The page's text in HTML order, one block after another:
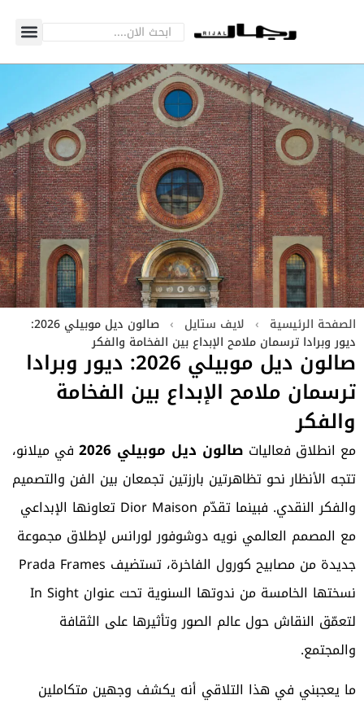
الصفحة الرئيسية › لايف ستايل ›
صالون ديل موبيلي 2026:
ديور وبرادا ترسمان ملامح الإبداع بين الفخامة والفكر
صالون ديل موبيلي 2026: ديور وبرادا
ترسمان ملامح الإبداع بين الفخامة
والفكر
مع انطلاق فعاليات صالون ديل موبيلي 2026
في ميلانو،
تتجه الأنظار نحو تظاهرتين بارزتين تجمعان بين الفن والتصميم
والفكر النقدي. فبينما تقدّم Dior Maison تعاونها الإبداعي
مع المصمم العالمي نويه دوشوفور لورانس لإطلاق مجموعة
جديدة من مصابيح كورول الفاخرة، تستضيف Prada Frames
نسختها الخامسة من ندوتها السنوية تحت عنوان In Sight
لتعمّق النقاش حول عالم الصور وتأثيرها على الثقافة
والمجتمع.
ما يعجبني في هذا التلاقي أنه يكشف وجهين متكاملين